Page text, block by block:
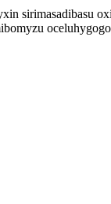
sirimasadibasu